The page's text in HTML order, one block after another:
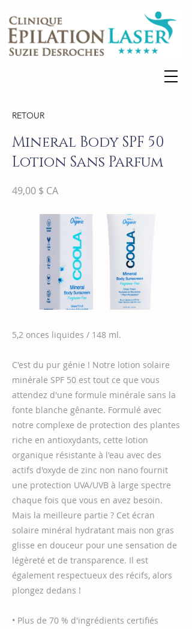
RETOUR
Mineral Body SPF 50
Lotion Sans Parfum
49,00 $ CA
5,2 onces liquides / 148 ml.
C'est du pur génie ! Notre lotion solaire
minérale SPF 50 est tout ce que vous
attendez d'une formule minérale sans la
fonte blanche gênante. Formulé avec
notre complexe de protection des plantes
riche en antioxydants, cette lotion
organique résistante à l'eau avec des
actifs d'oxyde de zinc non nano fournit
une protection UVA/UVB à large spectre
chaque fois que vous en avez besoin.
Mais la meilleure partie ? Cet écran
solaire minéral hydratant mais non gras
glisse en douceur pour une sensation de
légèreté et de transparence. Il est
également respectueux des récifs, alors
plongez dedans !
• Plus de 70 % d'ingrédients certifiés